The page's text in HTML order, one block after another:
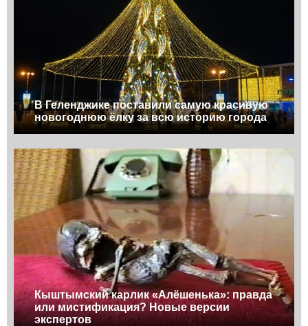
В Геленджике поставили самую красивую
новогоднюю ёлку за всю историю города
Кыштымский карлик «Алёшенька»: правда
или мистификация? Новые версии
экспертов